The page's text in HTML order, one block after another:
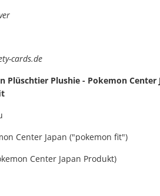
cards.de
Plüschtier Plushie - Pokemon Center
Center Japan ("pokemon fit")
Center Japan Produkt)